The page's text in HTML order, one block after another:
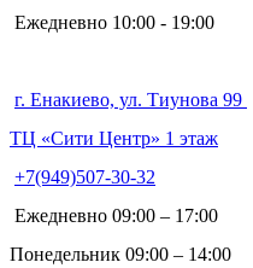
Ежедневно 10:00 - 19:00
г. Енакиево, ул. Тиунова 99
ТЦ «Сити Центр» 1 этаж
+7(949)507-30-32
Ежедневно 09:00 – 17:00
Понедельник 09:00 – 14:00